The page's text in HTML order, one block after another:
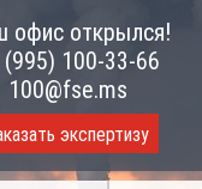
офис открылся!
(995) 100-33-66
100@fse.ms
экспертизу